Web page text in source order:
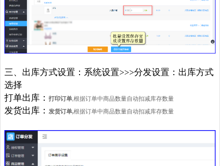
三、出库方式设置：系统设置>>>分发设置：出库方式
选择
打单出库： 打印订单 ,根据订单中商品数量自动扣减库存数量
发货出库： 发货订单,根据订单中商品数量自动扣减库存数量